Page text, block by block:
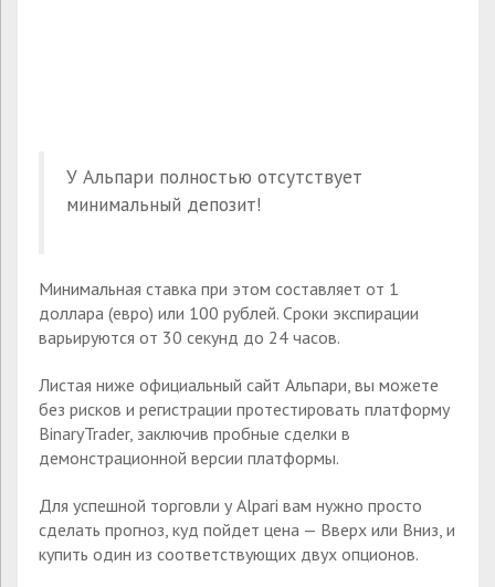
У Альпари полностью отсутствует
минимальный депозит!
Минимальная ставка при этом составляет от 1
доллара (евро) или 100 рублей. Сроки экспирации
варьируются от 30 секунд до 24 часов.
Листая ниже официальный сайт Альпари, вы можете
без рисков и регистрации протестировать платформу
BinaryTrader, заключив пробные сделки в
демонстрационной версии платформы.
Для успешной торговли у Alpari вам нужно просто
сделать прогноз, куд пойдет цена — Вверх или Вниз, и
купить один из соответствующих двух опционов.